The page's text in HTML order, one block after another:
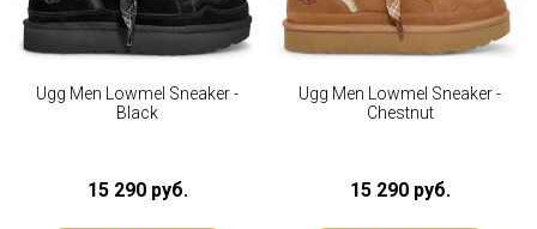
Ugg Men Lowmel Sneaker -
Black
15 290 руб.
Ugg Men Lowmel Sneaker -
Chestnut
15 290 руб.